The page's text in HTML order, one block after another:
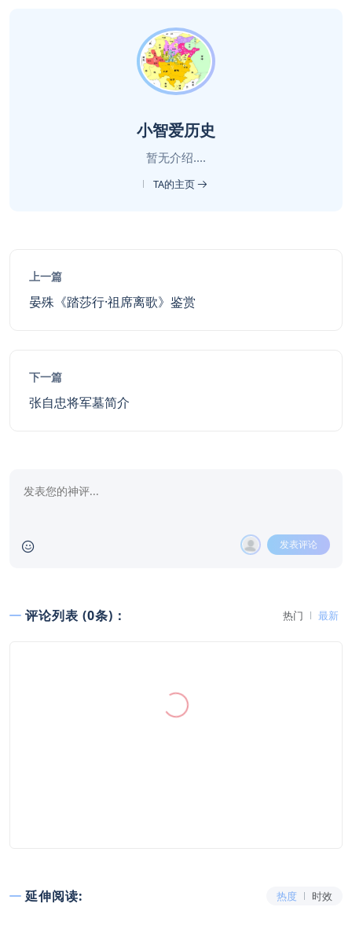
小智爱历史
暂无介绍....
TA的主页
上一篇
晏殊《踏莎行·祖席离歌》鉴赏
下一篇
张自忠将军墓简介
发表评论
评论列表 (0条)： 热门 最新
延伸阅读: 热度 时效